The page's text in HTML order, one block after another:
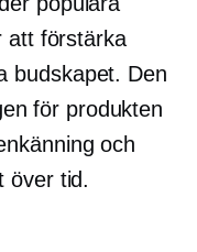
att förstärka
budskapet. Den
för produkten
och
över tid.